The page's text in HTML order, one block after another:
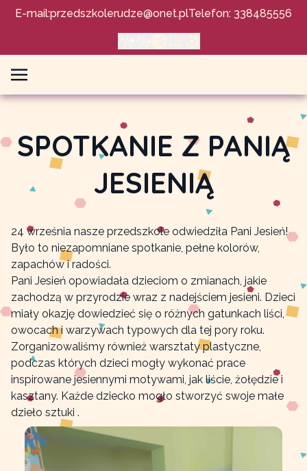
E-mail:przedszkolerudze@onet.plTelefon: 338485556
SPOTKANIE Z PANIĄ
JESIENIĄ
24 września nasze przedszkole odwiedziła Pani Jesień!
Było to niezapomniane spotkanie, pełne kolorów,
zapachów i radości.
Pani Jesień opowiadała dzieciom o zmianach, jakie
zachodzą w przyrodzie wraz z nadejściem jesieni. Dzieci
miały okazję dowiedzieć się o różnych gatunkach liści,
owocach i warzywach typowych dla tej pory roku.
Zorganizowaliśmy również warsztaty plastyczne,
podczas których dzieci mogły wykonać prace
inspirowane jesiennymi motywami, jak liście, żołędzie i
kasztany. Każde dziecko mogło stworzyć swoje małe
dzieło sztuki .